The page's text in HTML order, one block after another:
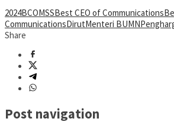
2024BCOMSSBest CEO of Communications
CommunicationsDirutMenteri BUMN
Share
Post navigation